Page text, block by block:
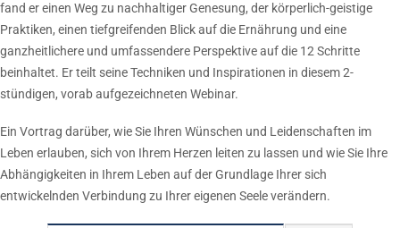
fand er einen Weg zu nachhaltiger Genesung, der körperlich-geistige
Praktiken, einen tiefgreifenden Blick auf die Ernährung und eine
ganzheitlichere und umfassendere Perspektive auf die 12 Schritte
beinhaltet. Er teilt seine Techniken und Inspirationen in diesem 2-
stündigen, vorab aufgezeichneten Webinar.
Ein Vortrag darüber, wie Sie Ihren Wünschen und Leidenschaften im
Leben erlauben, sich von Ihrem Herzen leiten zu lassen und wie Sie Ihre
Abhängigkeiten in Ihrem Leben auf der Grundlage Ihrer sich
entwickelnden Verbindung zu Ihrer eigenen Seele verändern.